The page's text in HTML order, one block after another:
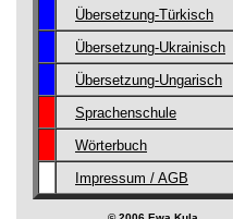
Übersetzung-Türkisch
Übersetzung-Ukrainisch
Übersetzung-Ungarisch
Sprachenschule
Wörterbuch
Impressum / AGB